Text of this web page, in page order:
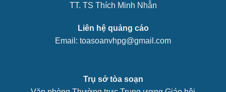
TT. TS Thích Minh Nhẫn
Liên hệ quảng cáo
Email: toasoanvhpg@gmail.com
Trụ sở tòa soạn